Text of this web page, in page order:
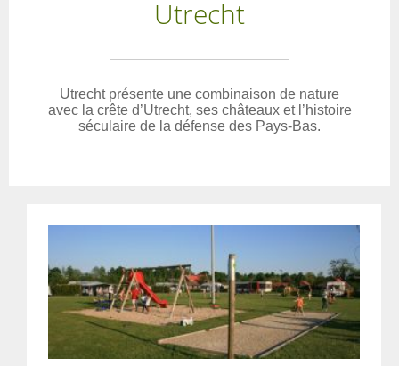
Utrecht
Utrecht présente une combinaison de nature
avec la crête d’Utrecht, ses châteaux et l’histoire
séculaire de la défense des Pays-Bas.